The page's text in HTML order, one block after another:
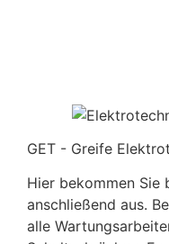
GET - Greife
Hier bekommen Sie
anschließend aus.
alle